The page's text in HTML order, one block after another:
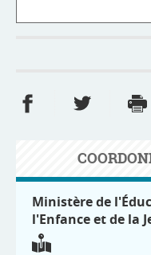
Share on Facebook
Share on
Ministère de
l'Enfance et de la